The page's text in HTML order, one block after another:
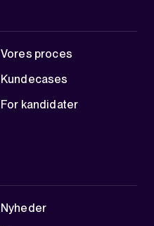
Vores proces
Kundecases
For kandidater
Nyheder